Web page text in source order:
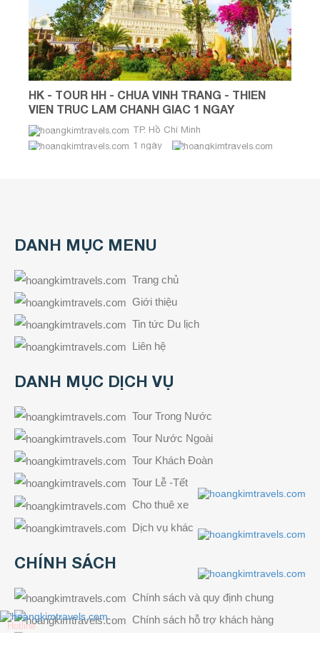
HK - TOUR HH - CHUA VINH TRANG - THIEN
VIEN TRUC LAM CHANH GIAC 1 NGAY
TP. Hồ Chí Minh
1 ngày
DANH MỤC MENU
Trang chủ
Giới thiệu
Tin tức Du lịch
Liên hệ
DANH MỤC DỊCH VỤ
Tour Trong Nước
Tour Nước Ngoài
Tour Khách Đoàn
Tour Lễ -Tết
Cho thuê xe
Dịch vụ khác
CHÍNH SÁCH
Chính sách và quy định chung
Chính sách hỗ trợ khách hàng
Hotline